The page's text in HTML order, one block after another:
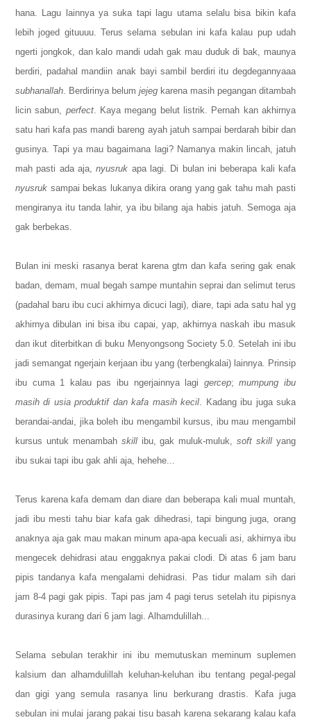
hana. Lagu lainnya ya suka tapi lagu utama selalu bisa bikin kafa
lebih joged gituuuu. Terus selama sebulan ini kafa kalau pup udah
ngerti jongkok, dan kalo mandi udah gak mau duduk di bak, maunya
berdiri, padahal mandiin anak bayi sambil berdiri itu degdegannyaaa
subhanallah. Berdirinya belum jejeg karena masih pegangan ditambah
licin sabun, perfect. Kaya megang belut listrik. Pernah kan akhirnya
satu hari kafa pas mandi bareng ayah jatuh sampai berdarah bibir dan
gusinya.Tapi ya mau bagaimana lagi? Namanya makin lincah, jatuh
mah pasti ada aja,nyusruk apa lagi. Di bulan ini beberapa kali kafa
nyusruk sampai bekas lukanya dikira orang yang gak tahu mah pasti
mengiranya itu tanda lahir, ya ibu bilang aja habis jatuh. Semoga aja
gak berbekas.
Bulan ini meski rasanya berat karena gtm dan kafa sering gak enak
badan, demam, mual begah sampe muntahin seprai dan selimut terus
(padahal baru ibu cuci akhirnya dicuci lagi), diare, tapi ada satu hal yg
akhirnya dibulan ini bisa ibu capai, yap, akhirnya naskah ibu masuk
dan ikut diterbitkan di buku Menyongsong Society 5.0. Setelah ini ibu
jadi semangat ngerjain kerjaan ibu yang (terbengkalai) lainnya. Prinsip
ibu cuma 1 kalau pas ibu ngerjainnya lagi gercep;mumpung ibu
masih di usia produktif dan kafa masih kecil. Kadang ibu juga suka
berandai-andai, jika boleh ibu mengambil kursus, ibu mau mengambil
kursus untuk menambah skillibu, gak muluk-muluk,soft skill yang
ibu sukai tapi ibu gak ahli aja, hehehe...
Terus karena kafa demam dan diare dan beberapa kali mual muntah,
jadi ibu mesti tahu biar kafa gak dihedrasi, tapi bingung juga, orang
anaknya aja gak mau makan minum apa-apa kecuali asi, akhirnya ibu
mengecek dehidrasi atau enggaknya pakai clodi. Di atas 6 jam baru
pipis tandanya kafa mengalami dehidrasi. Pas tidur malam sih dari
jam 8-4 pagi gak pipis. Tapi pas jam 4 pagi terus setelah itu pipisnya
durasinya kurang dari 6 jam lagi. Alhamdulillah...
Selama sebulan terakhir ini ibu memutuskan meminum suplemen
kalsium dan alhamdulillah keluhan-keluhan ibu tentang pegal-pegal
dan gigi yang semula rasanya linu berkurang drastis. Kafa juga
sebulan ini mulai jarang pakai tisu basah karena sekarang kalau kafa